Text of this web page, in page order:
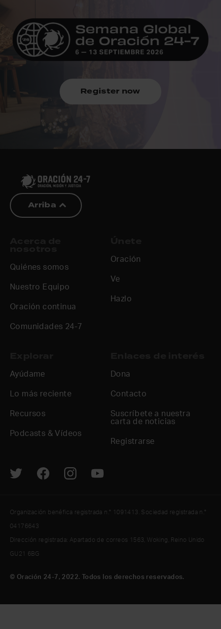
Register now
Arriba
Quiénes somos
Nuestro Equipo
Oración continua
Comunidades 24-7
Oración
Ve
Hazlo
Ayúdame
Lo más reciente
Recursos
Podcasts & Vídeos
Dona
Contacto
Suscríbete a nuestra
carta de noticias
Registrarse
© Oración 24-7, 2022. Todos los derechos reservados.
Organización benéfica registrada n.° 1091413. Sociedad registrada n.°
04176643
Dirección registrada: Apartado de correos 1563, Woking, Reino Unido
GU21 6BG